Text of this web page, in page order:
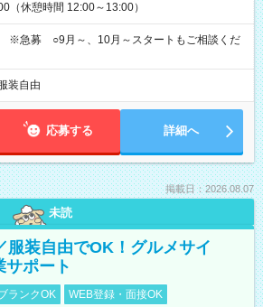
（休憩時間 12:00～13:00）
※急募 ○9月～、10月～スタートもご相談くだ
装自由
応募する 詳細へ
掲載日：2026.08.07
未読
服装自由でOK！グルメサイ
サポート
ランクOK WEB登録・面接OK